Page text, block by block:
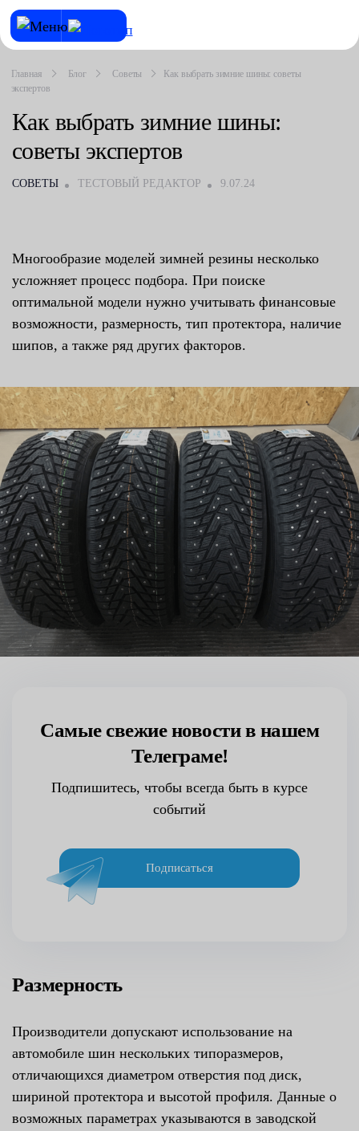
Главная Блог Советы
Как выбрать зимние шины: советы
экспертов
Как выбрать зимние шины:
советы экспертов
СОВЕТЫ ТЕСТОВЫЙ РЕДАКТОР 9.07.24
Многообразие моделей зимней резины несколько
усложняет процесс подбора. При поиске
оптимальной модели нужно учитывать финансовые
возможности, размерность, тип протектора, наличие
шипов, а также ряд других факторов.
Самые свежие новости в нашем
Телеграме!
Подпишитесь, чтобы всегда быть в курсе
событий
Подписаться
Размерность
Производители допускают использование на
автомобиле шин нескольких типоразмеров,
отличающихся диаметром отверстия под диск,
шириной протектора и высотой профиля. Данные о
возможных параметрах указываются в заводской